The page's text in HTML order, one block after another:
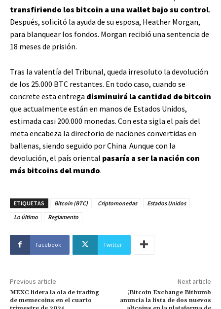
transfiriendo los bitcoin a una wallet bajo su control.
Después, solicitó la ayuda de su esposa, Heather Morgan,
para blanquear los fondos. Morgan recibió una sentencia de
18 meses de prisión.
Tras la valentía del Tribunal, queda irresoluto la devolución
de los 25.000 BTC restantes. En todo caso, cuando se
concrete esta entrega disminuirá la cantidad de bitcoin
que actualmente están en manos de Estados Unidos,
estimada casi 200.000 monedas. Con esta sigla el país del
meta encabeza la directorio de naciones convertidas en
ballenas, siendo seguido por China. Aunque con la
devolución, el país oriental pasaría a ser la nación con
más bitcoins del mundo.
ETIQUETAS Bitcoin (BTC) Criptomonedas
Estados Unidos
Lo último
Reglamento
Facebook Twitter
Previous article
MEXC lidera la ola de trading
de memecoins en el cuarto
Next article
¡Bitcoin Exchange Bithumb
anuncia la lista de dos nuevos